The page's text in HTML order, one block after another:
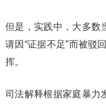
但是，实践中，大多数
请因“证据不足”而被驳
挥。
司法解释根据家庭暴力